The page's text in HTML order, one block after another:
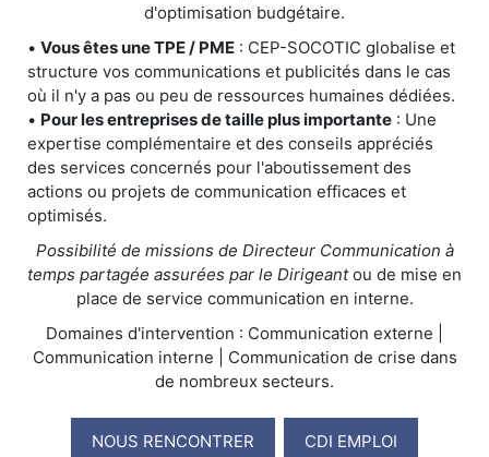
d'optimisation budgétaire.
• Vous êtes une TPE / PME : CEP-SOCOTIC globalise et
structure vos communications et publicités dans le cas
où il n'y a pas ou peu de ressources humaines dédiées.
• Pour les entreprises de taille plus importante : Une
expertise complémentaire et des conseils appréciés
des services concernés pour l'aboutissement des
actions ou projets de communication efficaces et
optimisés.
Possibilité de missions de Directeur Communication à
temps partagée assurées par le Dirigeantou de mise en
place de service communication en interne.
Domaines d'intervention : Communication externe |
Communication interne | Communication de crise dans
de nombreux secteurs.
NOUS RENCONTRER CDI EMPLOI